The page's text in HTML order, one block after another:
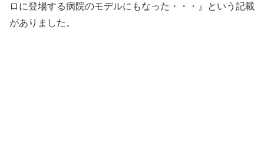
ロに登場する病院のモデルにもなった・・・』という記載
がありました。